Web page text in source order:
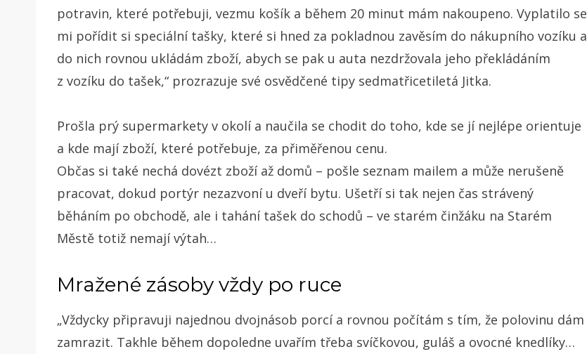
potravin, které potřebuji, vezmu košík a během 20 minut mám nakoupeno. Vyplatilo se
mi pořídit si speciální tašky, které si hned za pokladnou zavěsím do nákupního vozíku a
do nich rovnou ukládám zboží, abych se pak u auta nezdržovala jeho překládáním
z vozíku do tašek,“ prozrazuje své osvědčené tipy sedmatřicetiletá Jitka.
Prošla prý supermarkety v okolí a naučila se chodit do toho, kde se jí nejlépe orientuje
a kde mají zboží, které potřebuje, za přiměřenou cenu.
Občas si také nechá dovézt zboží až domů – pošle seznam mailem a může nerušeně
pracovat, dokud portýr nezazvoní u dveří bytu. Ušetří si tak nejen čas strávený
běháním po obchodě, ale i tahání tašek do schodů – ve starém činžáku na Starém
Městě totiž nemají výtah…
Mražené zásoby vždy po ruce
„Vždycky připravuji najednou dvojnásob porcí a rovnou počítám s tím, že polovinu dám
zamrazit. Takhle během dopoledne uvařím třeba svíčkovou, guláš a ovocné knedlíky…